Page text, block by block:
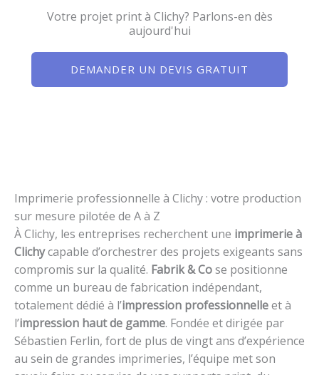
Votre projet print à Clichy? Parlons-en dès
aujourd'hui
DEMANDER UN DEVIS GRATUIT
Imprimerie professionnelle à Clichy : votre production
sur mesure pilotée de A à Z
À Clichy, les entreprises recherchent une imprimerie à
Clichycapable d’orchestrer des projets exigeants sans
compromis sur la qualité. Fabrik & Cose positionne
comme un bureau de fabrication indépendant,
totalement dédié à l’impression professionnelleet à
l’impression haut de gamme. Fondée et dirigée par
Sébastien Ferlin, fort de plus de vingt ans d’expérience
au sein de grandes imprimeries, l’équipe met son